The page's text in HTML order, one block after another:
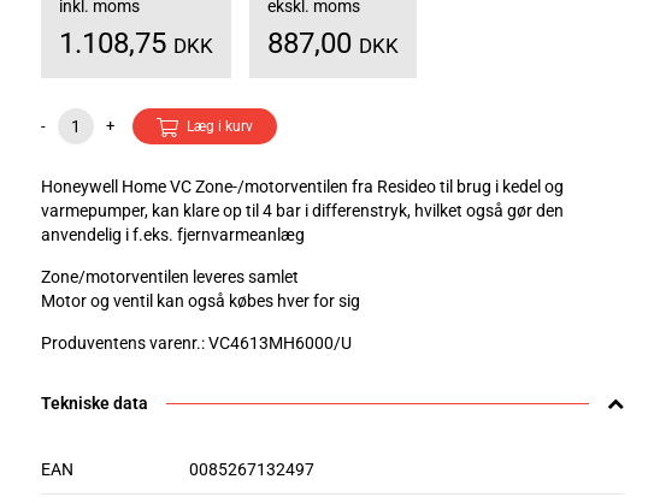
inkl. moms
1.108,75 DKK
ekskl. moms
887,00 DKK
- + Læg i kurv
Honeywell Home VC Zone-/motorventilen fra Resideo til brug i kedel og
varmepumper, kan klare op til 4 bar i differenstryk, hvilket også gør den
anvendelig i f.eks. fjernvarmeanlæg
Zone/motorventilen leveres samlet
Motor og ventil kan også købes hver for sig
Produventens varenr.: VC4613MH6000/U
Tekniske data
EAN 0085267132497